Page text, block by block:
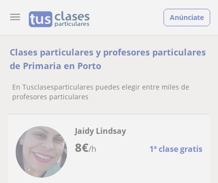
Anúnciate
Clases particulares y profesores particulares
de Primaria en Porto
En Tusclasesparticulares puedes elegir entre miles de
profesores particulares
8€/h 1ª clase gratis
Jaidy Lindsay